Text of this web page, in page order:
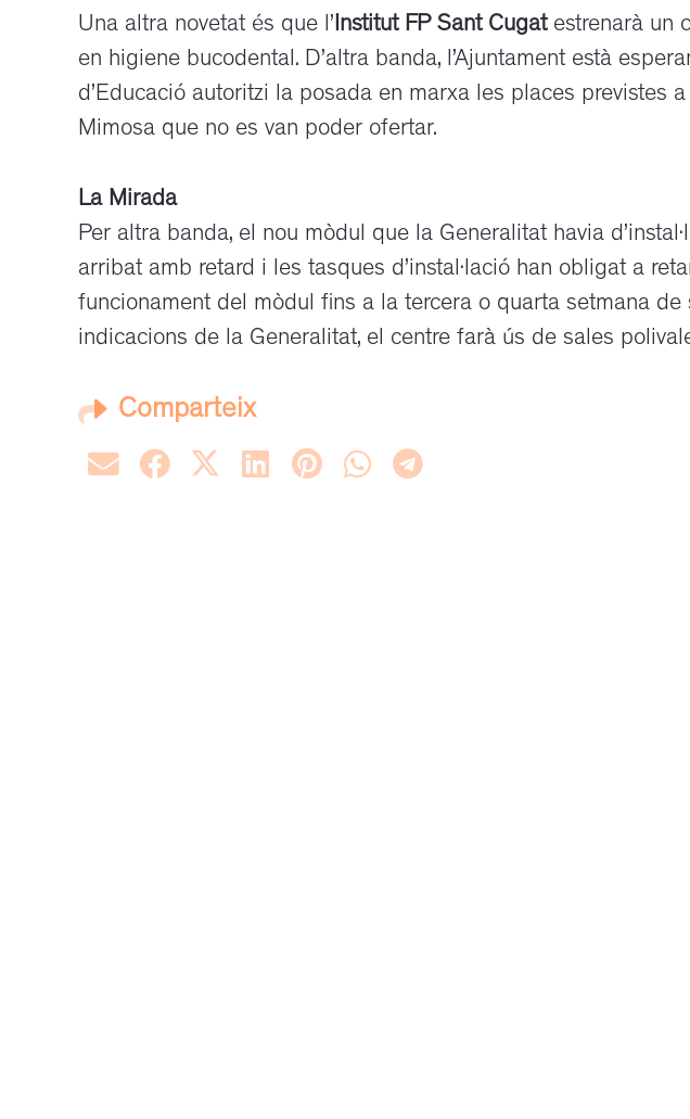
Una altra novetat és que l’Institut FP Sant Cugatestrenarà un
en higiene bucodental. D’altra banda, l’Ajuntament està
d’Educació autoritzi la posada en marxa les places previstes
Mimosa que no es van poder ofertar.
La Mirada
Per altra banda, el nou mòdul que la Generalitat havia
arribat amb retard i les tasques d’instal·lació han obligat a
funcionament del mòdul fins a la tercera o quarta setmana de
indicacions de la Generalitat, el centre farà ús de sales
Comparteix